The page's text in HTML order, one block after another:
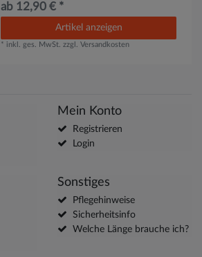
ab 12,90 € *
Artikel anzeigen
* inkl. ges. MwSt. zzgl.Versandkosten
Mein Konto
Registrieren
Login
Sonstiges
Pflegehinweise
Sicherheitsinfo
Welche Länge brauche ich?